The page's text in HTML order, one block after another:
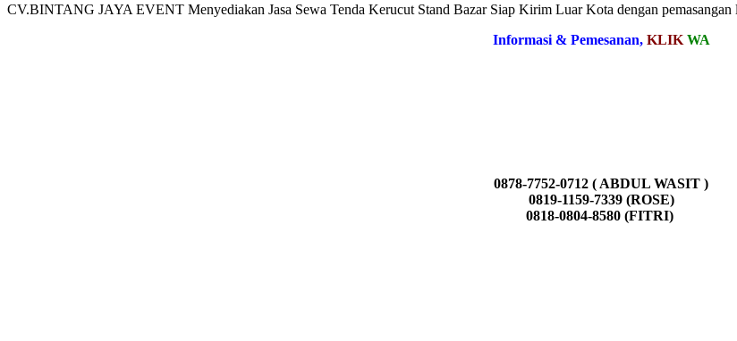
CV.BINTANG JAYA EVENT Menyediakan Jasa Sewa Tenda Kerucut Stand Bazar Siap Kirim Luar Kota dengan
Informasi & Pemesanan, KLIK WA
0878-7752-0712 ( ABDUL WASIT )
0819-1159-7339 (ROSE)
0818-0804-8580 (FITRI)